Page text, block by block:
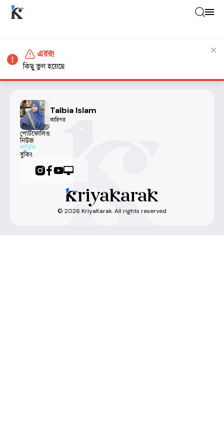
Talbia Islam
কারিগর
পোর্টফোলিও
নিউজ
সার্ভিস
বুকিং
© 2026 KriyaKarak. All rights reserved
এরর!
কিছু ভুল হয়েছে